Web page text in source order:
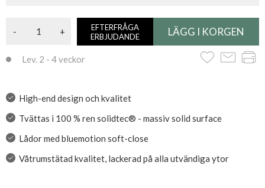
- +
EFTERFRÅGA
ERBJUDANDE
Lev. 2 - 4 veckor
High-end design och kvalitet
Tvättas i 100 % ren solidtec® - massiv solid surface
Lådor med bluemotion soft-close
Våtrumstätad kvalitet, lackerad på alla utvändiga ytor